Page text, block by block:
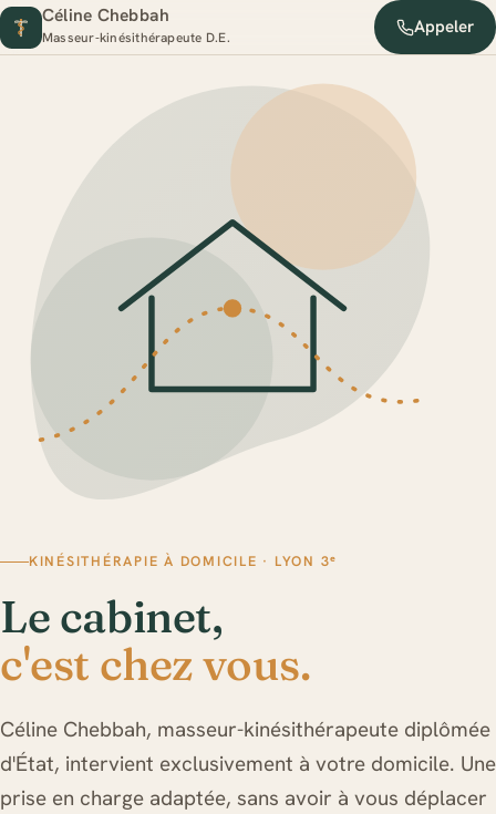
Céline Chebbah
Masseur-kinésithérapeute D.E. Appeler
KINÉSITHÉRAPIE À DOMICILE · LYON 3ᵉ
Le cabinet,
c'est chez vous.
Céline Chebbah, masseur-kinésithérapeute diplômée
d'État, intervient exclusivement à votre domicile. Une
prise en charge adaptée, sans avoir à vous déplacer